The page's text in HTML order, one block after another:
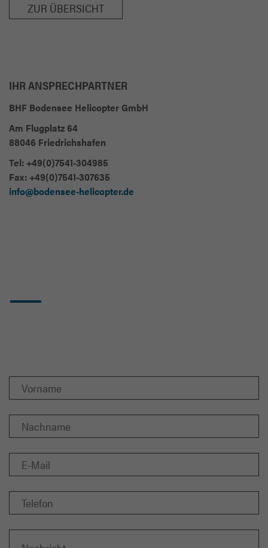
ZUR ÜBERSICHT
IHR ANSPRECHPARTNER
BHF Bodensee Helicopter GmbH
Am Flugplatz 64
88046 Friedrichshafen
Tel: +49(0)7541-304985
Fax: +49(0)7541-307635
info@bodensee-helicopter.de